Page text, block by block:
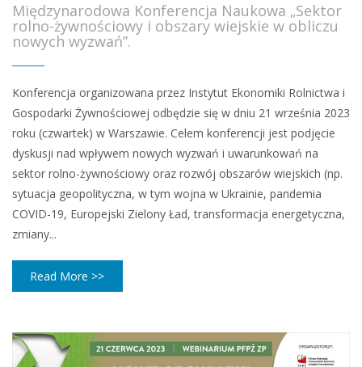
Międzynarodowa Konferencja Naukowa „Sektor
rolno-żywnościowy i obszary wiejskie w obliczu
nowych wyzwań”.
Konferencja organizowana przez Instytut Ekonomiki Rolnictwa i
Gospodarki Żywnościowej odbędzie się w dniu 21 września 2023
roku (czwartek) w Warszawie. Celem konferencji jest podjęcie
dyskusji nad wpływem nowych wyzwań i uwarunkowań na
sektor rolno-żywnościowy oraz rozwój obszarów wiejskich (np.
sytuacja geopolityczna, w tym wojna w Ukrainie, pandemia
COVID-19, Europejski Zielony Ład, transformacja energetyczna,
zmiany...
Read More >>